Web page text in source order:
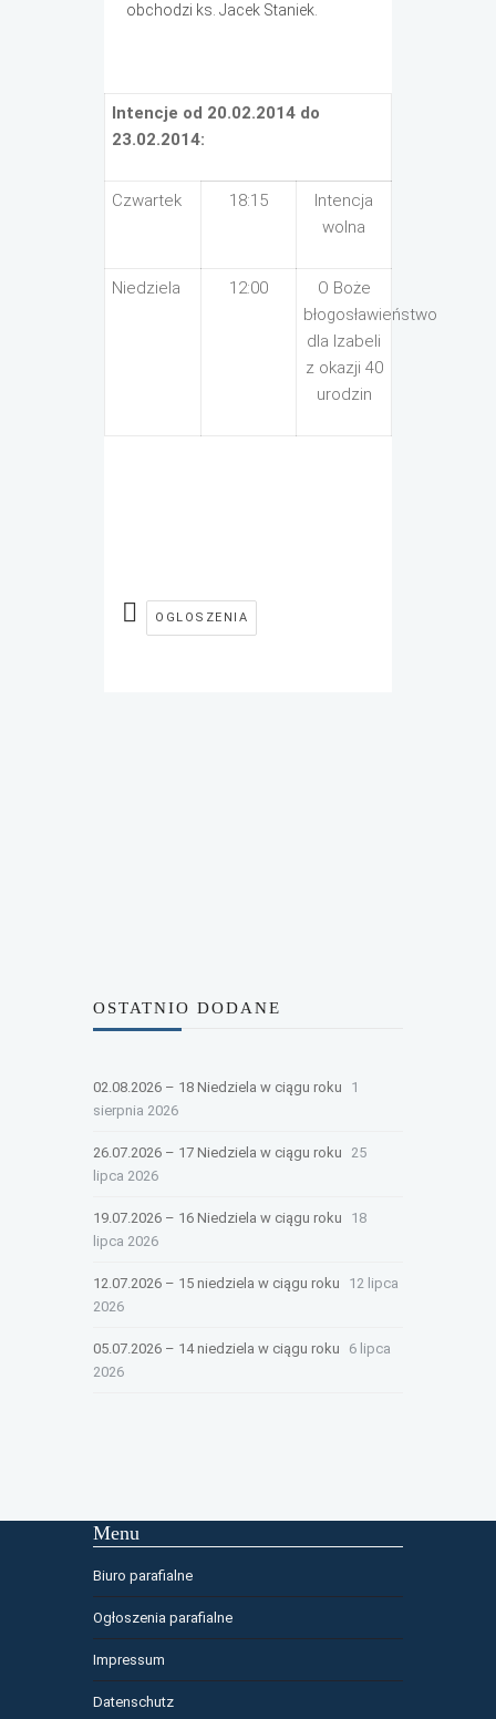
obchodzi ks. Jacek Staniek.
Intencje od 20.02.2014 do
23.02.2014:
Czwartek 18:15
Intencja
wolna
Niedziela 12:00
O Boże
błogosławieństwo
dla Izabeli
z okazji 40
urodzin
OGLOSZENIA
OSTATNIO DODANE
02.08.2026 – 18 Niedziela w ciągu roku
1
sierpnia 2026
26.07.2026 – 17 Niedziela w ciągu roku
25
lipca 2026
19.07.2026 – 16 Niedziela w ciągu roku
18
lipca 2026
12.07.2026 – 15 niedziela w ciągu roku
12 lipca
2026
05.07.2026 – 14 niedziela w ciągu roku
6 lipca
2026
Menu
Biuro parafialne
Ogłoszenia parafialne
Impressum
Datenschutz